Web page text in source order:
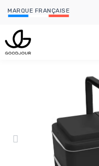
MARQUE FRANÇAISE